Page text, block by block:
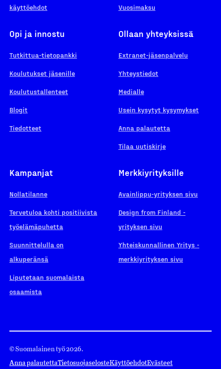
käyttöehdot
Vuosimaksu
Opi ja innostu
Tutkittua-tietopankki
Koulutukset jäsenille
Koulutustallenteet
Blogit
Tiedotteet
Ollaan yhteyksissä
Extranet-jäsenpalvelu
Yhteystiedot
Medialle
Usein kysytyt kysymykset
Anna palautetta
Tilaa uutiskirje
Kampanjat
Nollatilanne
Tervetuloa kohti positiivista
työelämäpuhetta
Suunnittelulla on
alkuperänsä
Liputetaan suomalaista
osaamista
Merkkiyrityksille
Avainlippu-yrityksen sivu
Design from Finland -
yrityksen sivu
Yhteiskunnallinen Yritys -
merkkiyrityksen sivu
© Suomalainen työ 2026.
Anna palautettaTietosuojaselosteKäyttöehdotEvästeet